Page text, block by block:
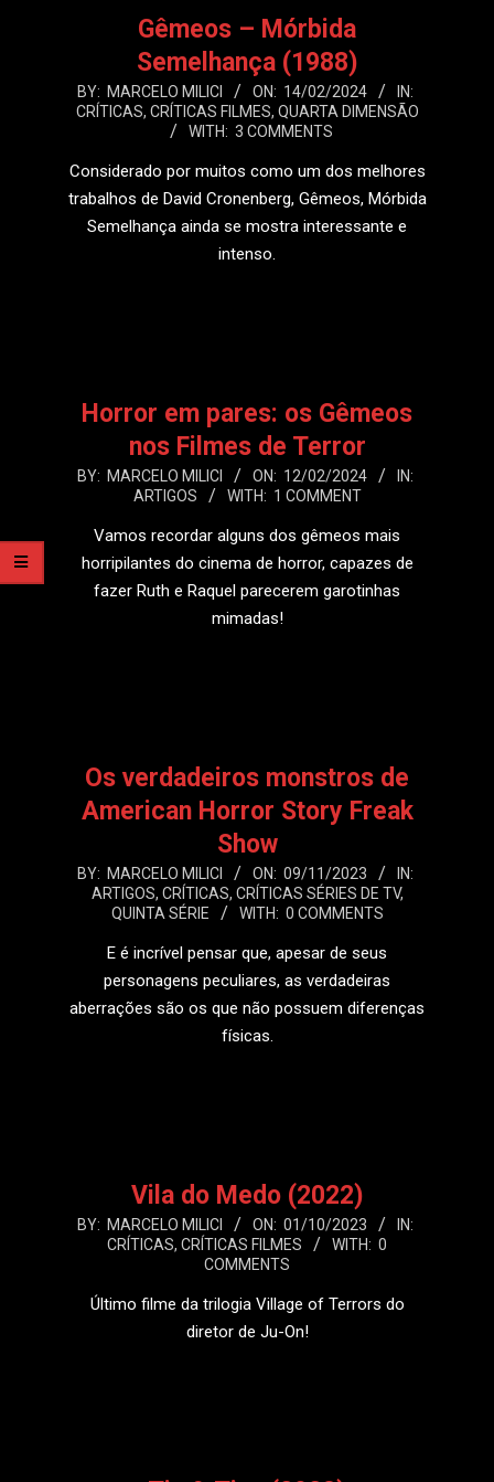
Gêmeos – Mórbida
Semelhança (1988)
2024-
02-
BY: MARCELO MILICI ON: 14/02/2024
IN:
CRÍTICAS, CRÍTICAS FILMES, QUARTA DIMENSÃO
WITH: 3 COMMENTS
Considerado por muitos como um dos melhores
trabalhos de David Cronenberg, Gêmeos, Mórbida
Semelhança ainda se mostra interessante e
intenso.
Horror em pares: os Gêmeos
nos Filmes de Terror
2024-
BY: MARCELO MILICI ON: 12/02/2024
IN:
ARTIGOS
WITH: 1 COMMENT
Vamos recordar alguns dos gêmeos mais
horripilantes do cinema de horror, capazes de
fazer Ruth e Raquel parecerem garotinhas
mimadas!
Os verdadeiros monstros de
American Horror Story Freak
Show
2023-
BY: MARCELO MILICI ON: 09/11/2023
IN:
ARTIGOS, CRÍTICAS, CRÍTICAS SÉRIES DE TV,
QUINTA SÉRIE
WITH: 0 COMMENTS
E é incrível pensar que, apesar de seus
personagens peculiares, as verdadeiras
aberrações são os que não possuem diferenças
físicas.
Vila do Medo (2022)
2023-
BY: MARCELO MILICI ON: 01/10/2023
IN:
CRÍTICAS, CRÍTICAS FILMES WITH: 0
COMMENTS
Último filme da trilogia Village of Terrors do
diretor de Ju-On!